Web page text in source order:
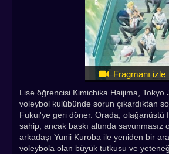
Fragmanı izle
Lise öğrencisi Kimichika Haijima, Tokyo
voleybol kulübünde sorun çıkardıktan
Fukui'ye geri döner. Orada, olağanüstü
sahip, ancak baskı altında savunmasız
arkadaşı Yunii Kuroba ile yeniden bir
voleybola olan büyük tutkusu ve